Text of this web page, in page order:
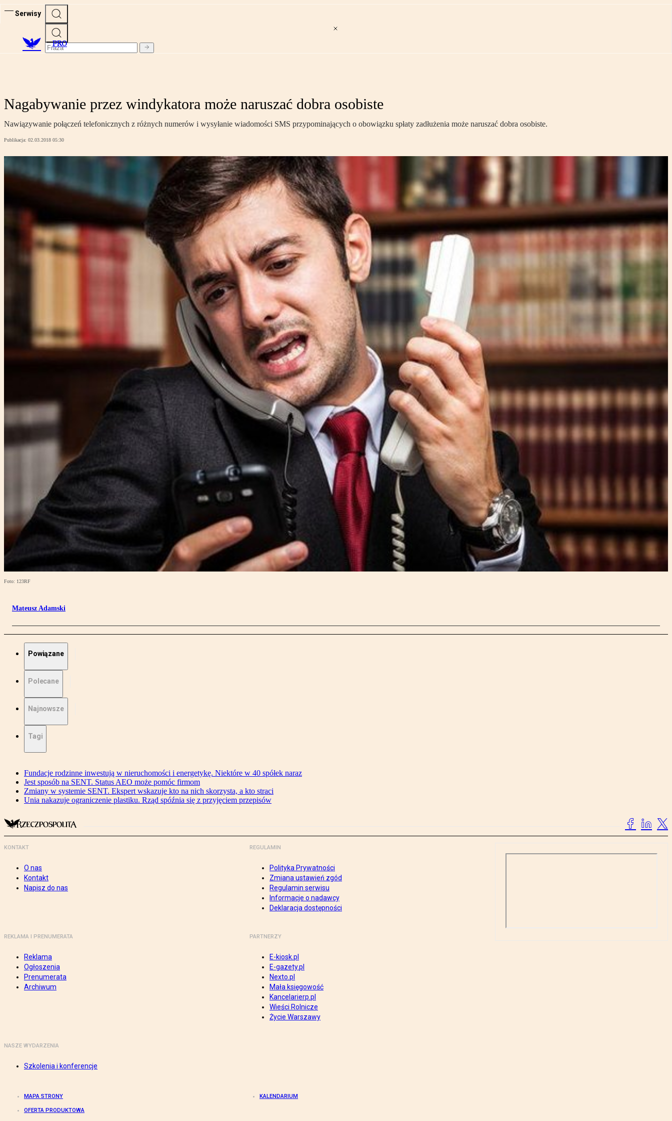
Serwisy
PRO
Nagabywanie przez windykatora może naruszać dobra osobiste
Nawiązywanie połączeń telefonicznych z różnych numerów i wysyłanie wiadomości SMS przypominających o obowiązku spłaty zadłużenia może naruszać dobra osobiste.
Publikacja: 02.03.2018 05:30
Foto: 123RF
Mateusz Adamski
Powiązane
Polecane
Najnowsze
Tagi
Fundacje rodzinne inwestują w nieruchomości i energetykę. Niektóre w 40 spółek naraz
Jest sposób na SENT. Status AEO może pomóc firmom
Zmiany w systemie SENT. Ekspert wskazuje kto na nich skorzysta, a kto straci
Unia nakazuje ograniczenie plastiku. Rząd spóźnia się z przyjęciem przepisów
KONTAKT
O nas
Kontakt
Napisz do nas
REGULAMIN
Polityka Prywatności
Zmiana ustawień zgód
Regulamin serwisu
Informacje o nadawcy
Deklaracja dostępności
REKLAMA I PRENUMERATA
Reklama
Ogłoszenia
Prenumerata
Archiwum
PARTNERZY
E-kiosk.pl
E-gazety.pl
Nexto.pl
Mała księgowość
Kancelarierp.pl
Wieści Rolnicze
Życie Warszawy
NASZE WYDARZENIA
Szkolenia i konferencje
MAPA STRONY KALENDARIUM
OFERTA PRODUKTOWA